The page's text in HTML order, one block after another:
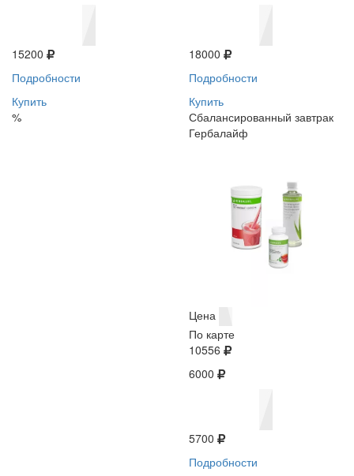
15200
Подробности
Купить
%
18000
Подробности
Купить
Сбалансированный завтрак
Гербалайф
Цена
По карте
10556
6000
5700
Подробности